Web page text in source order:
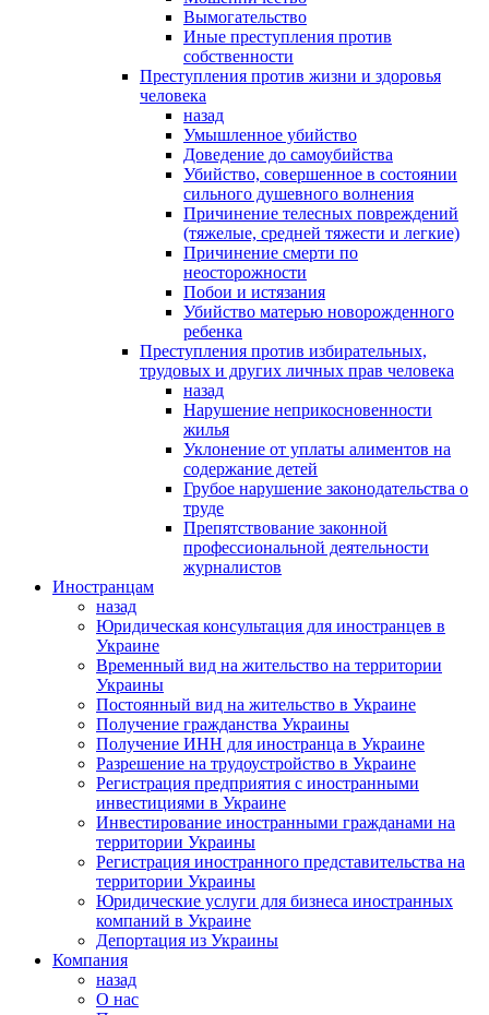
Вымогательство
Иные преступления против
собственности
Преступления против жизни и здоровья
человека
назад
Умышленное убийство
Доведение до самоубийства
Убийство, совершенное в состоянии
сильного душевного волнения
Причинение телесных повреждений
(тяжелые, средней тяжести и легкие)
Причинение смерти по
неосторожности
Побои и истязания
Убийство матерью новорожденного
ребенка
Преступления против избирательных,
трудовых и других личных прав человека
назад
Нарушение неприкосновенности
жилья
Уклонение от уплаты алиментов на
содержание детей
Грубое нарушение законодательства о
труде
Препятствование законной
профессиональной деятельности
журналистов
Иностранцам
назад
Юридическая консультация для иностранцев в
Украине
Временный вид на жительство на территории
Украины
Постоянный вид на жительство в Украине
Получение гражданства Украины
Получение ИНН для иностранца в Украине
Разрешение на трудоустройство в Украине
Регистрация предприятия с иностранными
инвестициями в Украине
Инвестирование иностранными гражданами на
территории Украины
Регистрация иностранного представительства на
территории Украины
Юридические услуги для бизнеса иностранных
компаний в Украине
Депортация из Украины
Компания
назад
О нас